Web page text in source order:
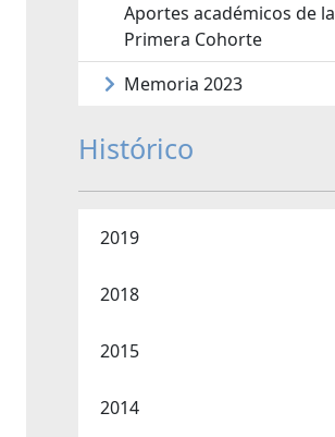
Aportes académicos de la
Primera Cohorte
Memoria 2023
Histórico
2019
2018
2015
2014